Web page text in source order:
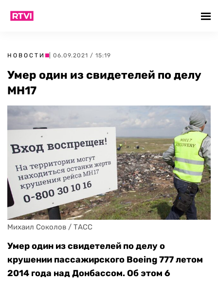
НОВОСТИ | 06.09.2021 / 15:19
Умер один из свидетелей по делу
MH17
Михаил Соколов / ТАСС
Умер один из свидетелей по делу о
крушении пассажирского Boeing 777 летом
2014 года над Донбассом. Об этом 6